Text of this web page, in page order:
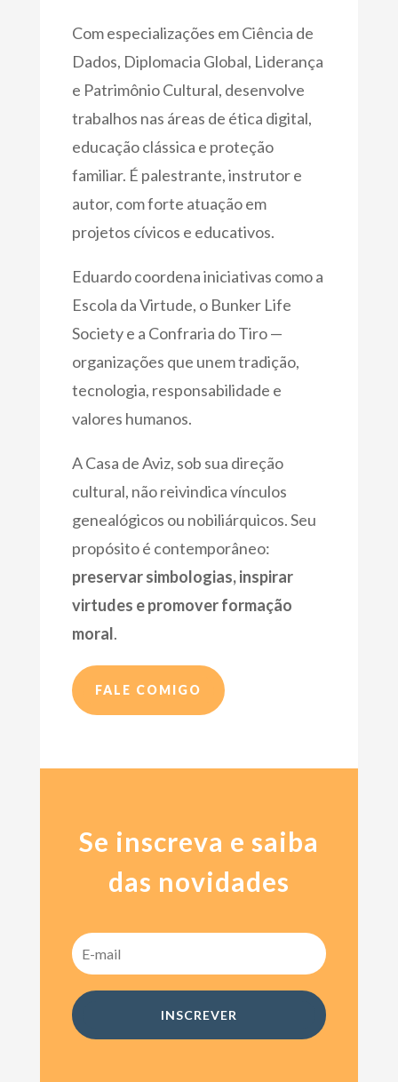
Com especializações em Ciência de
Dados, Diplomacia Global, Liderança
e Patrimônio Cultural, desenvolve
trabalhos nas áreas de ética digital,
educação clássica e proteção
familiar. É palestrante, instrutor e
autor, com forte atuação em
projetos cívicos e educativos.
Eduardo coordena iniciativas como a
Escola da Virtude, o Bunker Life
Society e a Confraria do Tiro —
organizações que unem tradição,
tecnologia, responsabilidade e
valores humanos.
A Casa de Aviz, sob sua direção
cultural, não reivindica vínculos
genealógicos ou nobiliárquicos. Seu
propósito é contemporâneo:
preservar simbologias, inspirar
virtudes e promover formação
moral.
FALE COMIGO
Se inscreva e saiba
das novidades
INSCREVER